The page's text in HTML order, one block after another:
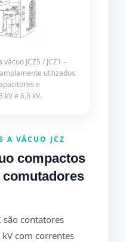
JCZ5 / JCZ1 –
utilizados
e
e 6,6 kV.
A VÁCUO JCZ
compactos
comutadores
são contatores
com correntes